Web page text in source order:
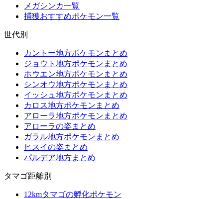
メガシンカ一覧
捕獲おすすめポケモン一覧
世代別
カントー地方ポケモンまとめ
ジョウト地方ポケモンまとめ
ホウエン地方ポケモンまとめ
シンオウ地方ポケモンまとめ
イッシュ地方ポケモンまとめ
カロス地方ポケモンまとめ
アローラ地方ポケモンまとめ
アローラの姿まとめ
ガラル地方ポケモンまとめ
ヒスイの姿まとめ
パルデア地方まとめ
タマゴ距離別
12kmタマゴの孵化ポケモン